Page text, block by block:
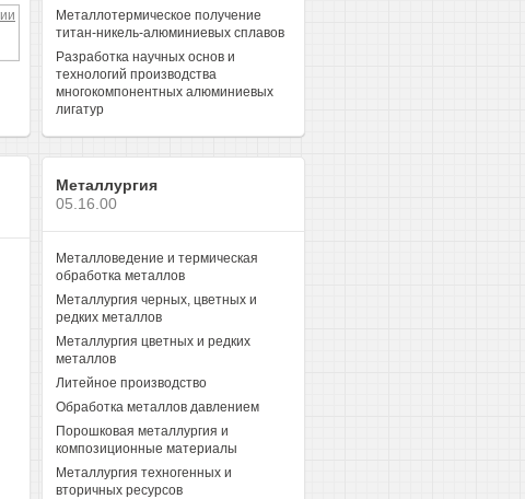
Металлотермическое получение
титан-никель-алюминиевых сплавов
Разработка научных основ и
технологий производства
многокомпонентных алюминиевых
лигатур
Металлургия
05.16.00
Металловедение и термическая
обработка металлов
Металлургия черных, цветных и
редких металлов
Металлургия цветных и редких
металлов
Литейное производство
Обработка металлов давлением
Порошковая металлургия и
композиционные материалы
Металлургия техногенных и
вторичных ресурсов